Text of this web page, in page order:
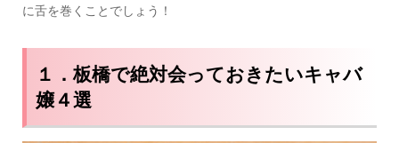
に舌を巻くことでしょう！
１．板橋で絶対会っておきたいキャバ
嬢４選